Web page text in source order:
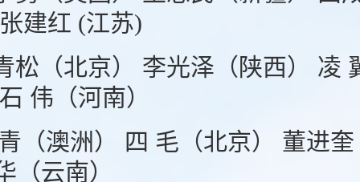
建红 (江苏)
松（北京） 李光泽（陕西） 凌
伟（河南）
（澳洲） 四 毛（北京） 董进
（云南）